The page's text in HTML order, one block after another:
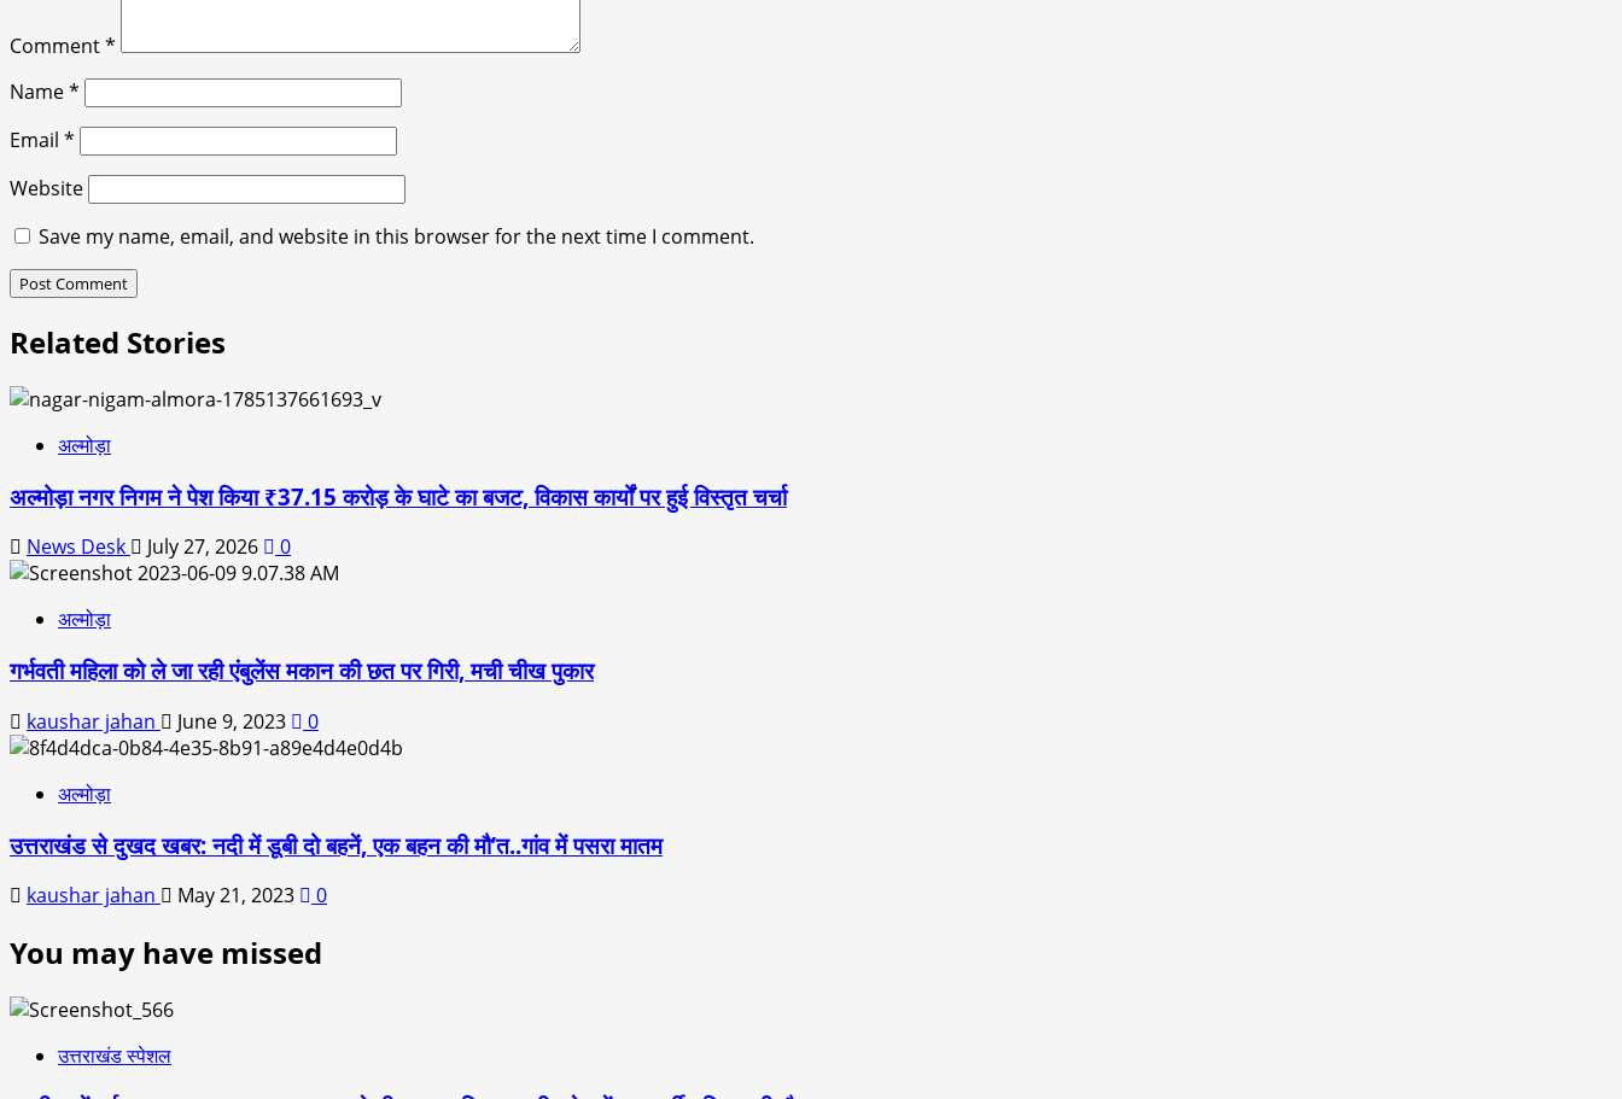
Comment*
Name*
Email *
Website
Save my name, email, and website in this browser for the next time I comment.
Related Stories
अल्मोड़ा
अल्मोड़ा नगर निगम ने पेश किया ₹37.15 करोड़ के घाटे का बजट, विकास कार्यों पर हुई विस्तृत चर्चा
News Desk July 27, 2026 0
अल्मोड़ा
गर्भवती महिला को ले जा रही एंबुलेंस मकान की छत पर गिरी, मची चीख पुकार
kaushar jahan June 9, 2023 0
अल्मोड़ा
उत्तराखंड से दुखद खबर: नदी में डूबी दो बहनें, एक बहन की मौ’त..गांव में पसरा मातम
kaushar jahan May 21, 2023 0
You may have missed
उत्तराखंड स्पेशल